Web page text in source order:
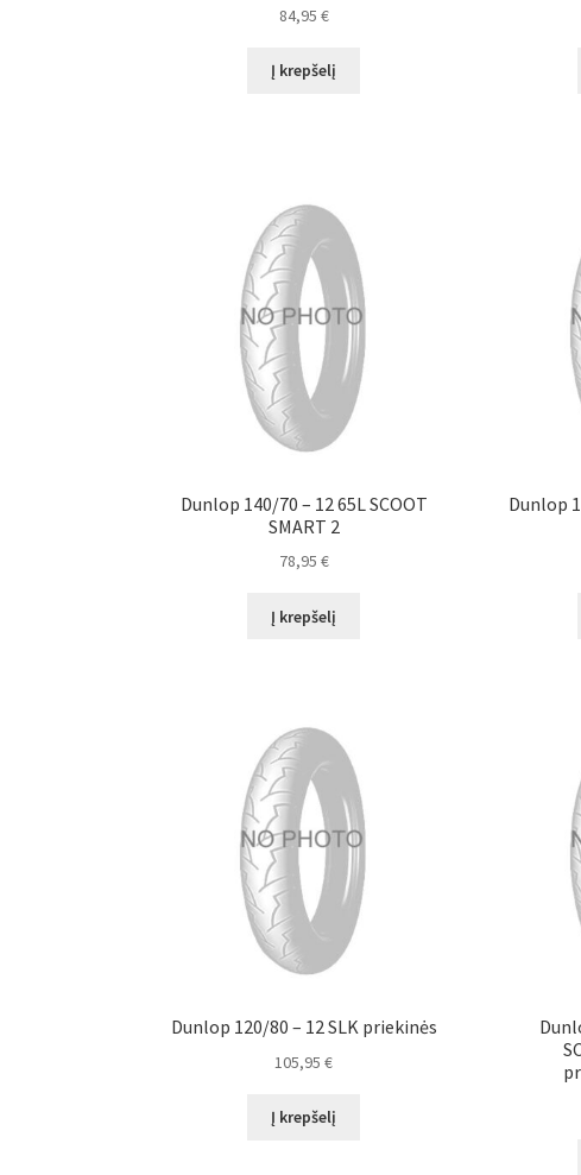
84,95 €
Į krepšelį
Dunlop 140/70 – 12 65L SCOOT
SMART 2
78,95 €
Į krepšelį
Dunlop
Dunlop 120/80 – 12 SLK priekinės
105,95€
Į krepšelį